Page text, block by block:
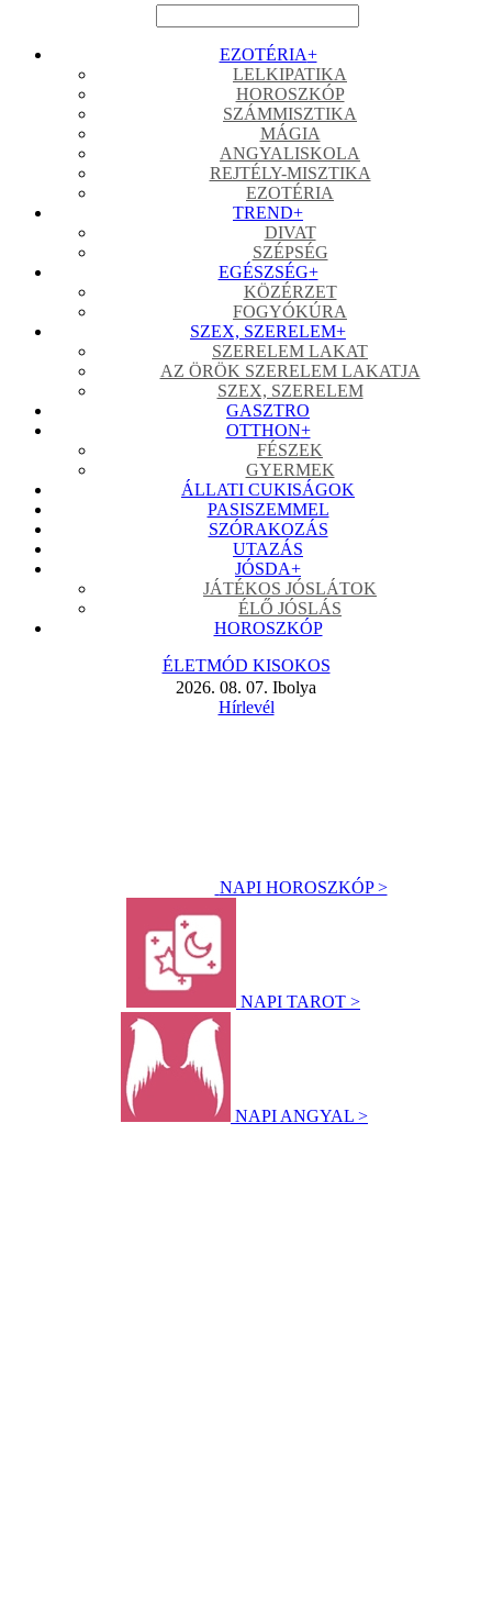
EZOTÉRIA+
LELKIPATIKA
HOROSZKÓP
SZÁMMISZTIKA
MÁGIA
ANGYALISKOLA
REJTÉLY-MISZTIKA
EZOTÉRIA
TREND+
DIVAT
SZÉPSÉG
EGÉSZSÉG+
KÖZÉRZET
FOGYÓKÚRA
SZEX, SZERELEM+
SZERELEM LAKAT
AZ ÖRÖK SZERELEM LAKATJA
SZEX, SZERELEM
GASZTRO
OTTHON+
FÉSZEK
GYERMEK
ÁLLATI CUKISÁGOK
PASISZEMMEL
SZÓRAKOZÁS
UTAZÁS
JÓSDA+
JÁTÉKOS JÓSLÁTOK
ÉLŐ JÓSLÁS
HOROSZKÓP
ÉLETMÓD KISOKOS
2026. 08. 07. Ibolya
Hírlevél
NAPI HOROSZKÓP >
NAPI TAROT >
NAPI ANGYAL >